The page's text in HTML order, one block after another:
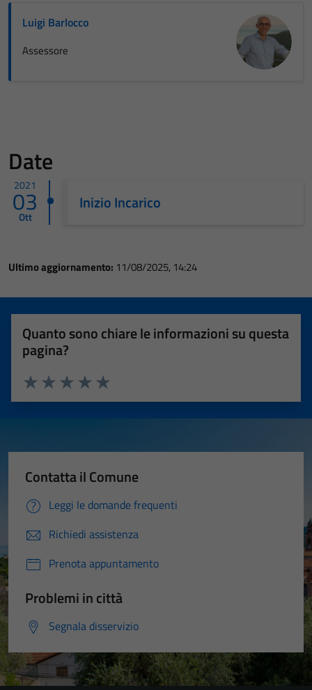
Luigi Barlocco
Assessore
Date
2021
03
Ott
Inizio Incarico
Ultimo aggiornamento: 11/08/2025, 14:24
Quanto sono chiare le informazioni su questa
pagina?
Valuta 5 stelle su 5
Valuta 4 stelle su 5
Valuta 3 stelle su 5
Valuta 2 stelle su 5
Valuta 1 stelle su 5
Contatta il Comune
Leggi le domande frequenti
Richiedi assistenza
Prenota appuntamento
Problemi in città
Segnala disservizio